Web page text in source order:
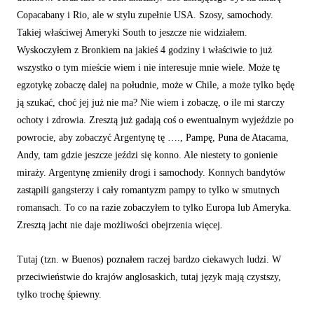
Copacabany i Rio, ale w stylu zupełnie USA. Szosy, samochody.
Takiej właściwej Ameryki South to jeszcze nie widziałem.
Wyskoczyłem z Bronkiem na jakieś 4 godziny i właściwie to już
wszystko o tym mieście wiem i nie interesuje mnie wiele. Może tę
egzotykę zobaczę dalej na południe, może w Chile, a może tylko będę
ją szukać, choć jej już nie ma? Nie wiem i zobaczę, o ile mi starczy
ochoty i zdrowia. Zresztą już gadają coś o ewentualnym wyjeździe po
powrocie, aby zobaczyć Argentynę tę …., Pampę, Puna de Atacama,
Andy, tam gdzie jeszcze jeździ się konno. Ale niestety to gonienie
miraży. Argentynę zmieniły drogi i samochody. Konnych bandytów
zastąpili gangsterzy i cały romantyzm pampy to tylko w smutnych
romansach. To co na razie zobaczyłem to tylko Europa lub Ameryka.
Zresztą jacht nie daje możliwości obejrzenia więcej.
Tutaj (tzn. w Buenos) poznałem raczej bardzo ciekawych ludzi. W
przeciwieństwie do krajów anglosaskich, tutaj język mają czystszy,
tylko trochę śpiewny.